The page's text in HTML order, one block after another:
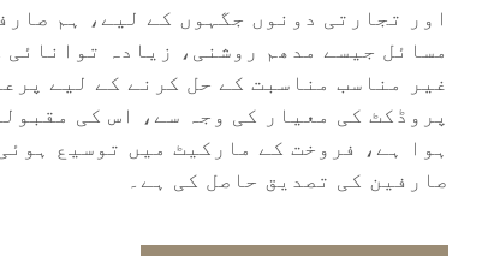
اور تجارتی دونوں جگہوں کے لیے، ہم
مسائل جیسے مدھم روشنی، زیادہ
غیر مناسب مناسبت کے حل کرنے کے لیے
پروڈکٹ کی معیار کی وجہ سے، اس کی
ہوا ہے، فروخت کے مارکیٹ میں توسیع
صارفین کی تصدیق حاصل کی ہے۔